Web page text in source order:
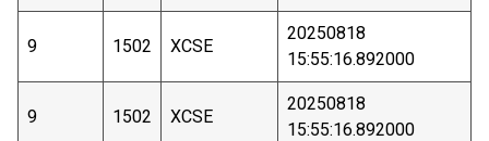
9 1502 XCSE
20250818
15:55:16.892000
9 1502 XCSE
20250818
15:55:16.892000